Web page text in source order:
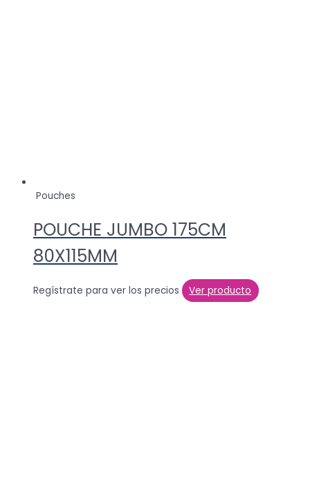
Pouches
POUCHE JUMBO 175CM
80X115MM
Regístrate para ver los precios Ver producto